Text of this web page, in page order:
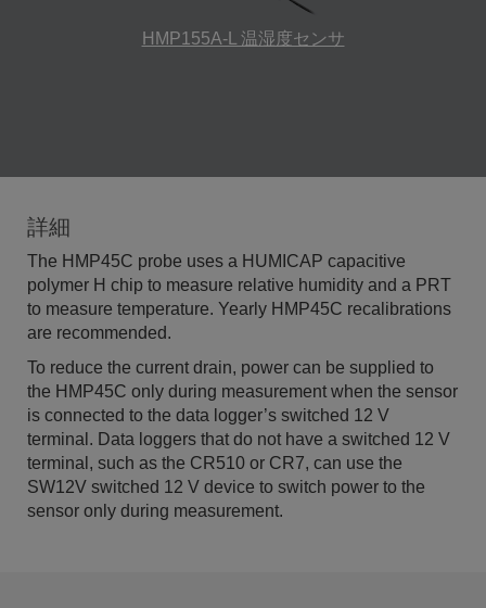
HMP155A-L 温湿度センサ
詳細
The HMP45C probe uses a HUMICAP capacitive
polymer H chip to measure relative humidity and a PRT
to measure temperature. Yearly HMP45C recalibrations
are recommended.
To reduce the current drain, power can be supplied to
the HMP45C only during measurement when the sensor
is connected to the data logger’s switched 12 V
terminal. Data loggers that do not have a switched 12 V
terminal, such as the CR510 or CR7, can use the
SW12V switched 12 V device to switch power to the
sensor only during measurement.